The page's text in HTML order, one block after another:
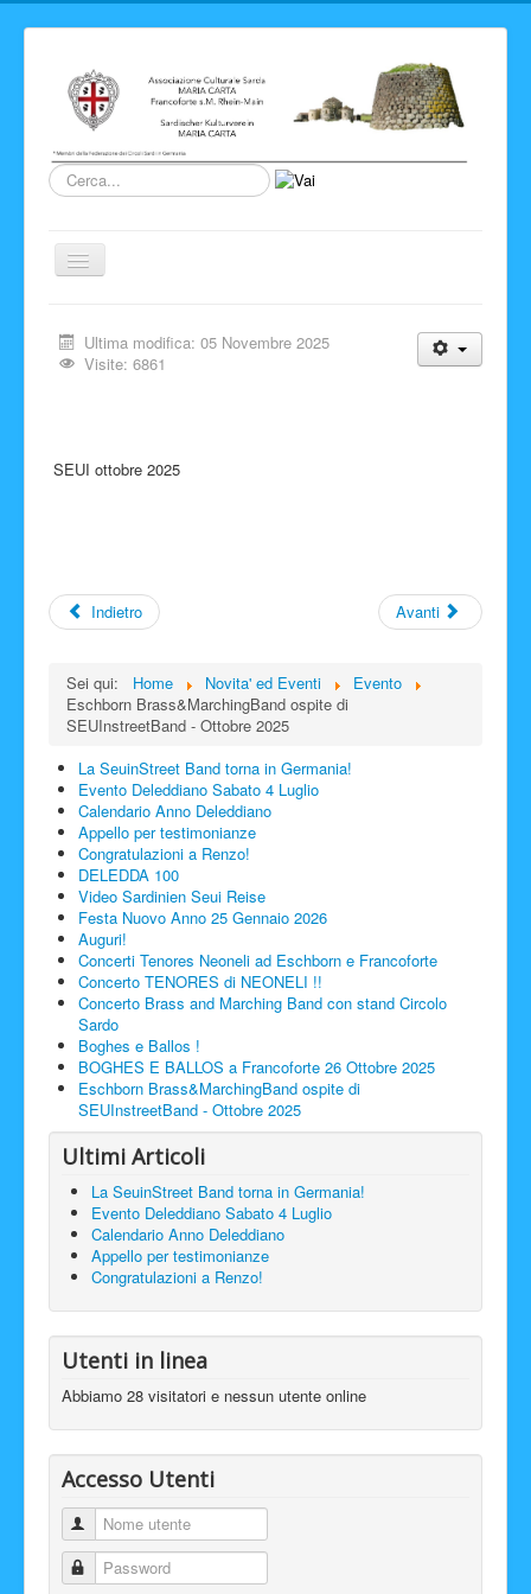
Cerca...
Cambia
Novita' ed Eventi
Sardegna
Ultima modifica: 05 Novembre 2025
Visite: 6861
SEUI ottobre 2025
Indietro Avanti
Sei qui: Home Novita' ed Eventi
Evento
Eschborn Brass&MarchingBand ospite di
SEUInstreetBand - Ottobre 2025
La SeuinStreet Band torna in Germania!
Evento Deleddiano Sabato 4 Luglio
Calendario Anno Deleddiano
Appello per testimonianze
Congratulazioni a Renzo!
DELEDDA 100
Video Sardinien Seui Reise
Festa Nuovo Anno 25 Gennaio 2026
Auguri!
Concerti Tenores Neoneli ad Eschborn e Francoforte
Concerto TENORES di NEONELI !!
Concerto Brass and Marching Band con stand Circolo
Sardo
Boghes e Ballos !
BOGHES E BALLOS a Francoforte 26 Ottobre 2025
Eschborn Brass&MarchingBand ospite di
SEUInstreetBand - Ottobre 2025
Ultimi Articoli
La SeuinStreet Band torna in Germania!
Evento Deleddiano Sabato 4 Luglio
Calendario Anno Deleddiano
Appello per testimonianze
Congratulazioni a Renzo!
Utenti in linea
Abbiamo 28 visitatori e nessun utente online
Accesso Utenti
Nome utente
Password